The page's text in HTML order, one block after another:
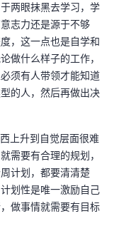
两眼抹黑去学习，学
志力还是源于不够
，这一点也是自学和
做什么样子的工作，
须有人带领才能知道
的人，然后再做出决
上升到自觉层面很难
需要有合理的规划，
计划，都要清清楚
划性是唯一激励自己
做事情就需要有目标